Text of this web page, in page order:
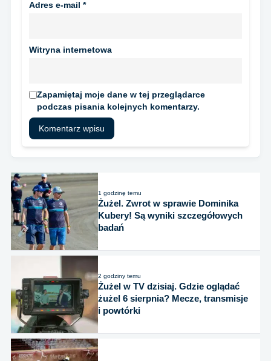
Adres e-mail *
Witryna internetowa
Zapamiętaj moje dane w tej przeglądarce
podczas pisania kolejnych komentarzy.
1 godzinę temu
Żużel. Zwrot w sprawie Dominika
Kubery! Są wyniki szczegółowych
badań
2 godziny temu
Żużel w TV dzisiaj. Gdzie oglądać
żużel 6 sierpnia? Mecze, transmisje
i powtórki